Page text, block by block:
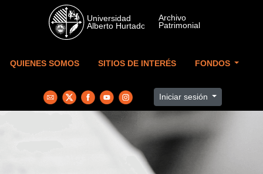
Skip to main content
QUIENES SOMOS SITIOS DE INTERÉS FONDOS
Iniciar sesión